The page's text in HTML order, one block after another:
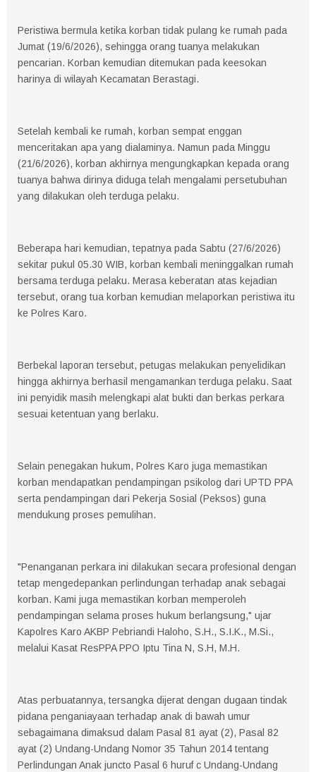
Peristiwa bermula ketika korban tidak pulang ke rumah pada
Jumat (19/6/2026), sehingga orang tuanya melakukan
pencarian. Korban kemudian ditemukan pada keesokan
harinya di wilayah Kecamatan Berastagi.
Setelah kembali ke rumah, korban sempat enggan
menceritakan apa yang dialaminya. Namun pada Minggu
(21/6/2026), korban akhirnya mengungkapkan kepada orang
tuanya bahwa dirinya diduga telah mengalami persetubuhan
yang dilakukan oleh terduga pelaku.
Beberapa hari kemudian, tepatnya pada Sabtu (27/6/2026)
sekitar pukul 05.30 WIB, korban kembali meninggalkan rumah
bersama terduga pelaku. Merasa keberatan atas kejadian
tersebut, orang tua korban kemudian melaporkan peristiwa itu
ke Polres Karo.
Berbekal laporan tersebut, petugas melakukan penyelidikan
hingga akhirnya berhasil mengamankan terduga pelaku. Saat
ini penyidik masih melengkapi alat bukti dan berkas perkara
sesuai ketentuan yang berlaku.
Selain penegakan hukum, Polres Karo juga memastikan
korban mendapatkan pendampingan psikolog dari UPTD PPA
serta pendampingan dari Pekerja Sosial (Peksos) guna
mendukung proses pemulihan.
"Penanganan perkara ini dilakukan secara profesional dengan
tetap mengedepankan perlindungan terhadap anak sebagai
korban. Kami juga memastikan korban memperoleh
pendampingan selama proses hukum berlangsung," ujar
Kapolres Karo AKBP Pebriandi Haloho, S.H., S.I.K., M.Si.,
melalui Kasat ResPPA PPO Iptu Tina N, S.H, M.H.
Atas perbuatannya, tersangka dijerat dengan dugaan tindak
pidana penganiayaan terhadap anak di bawah umur
sebagaimana dimaksud dalam Pasal 81 ayat (2), Pasal 82
ayat (2) Undang-Undang Nomor 35 Tahun 2014 tentang
Perlindungan Anak juncto Pasal 6 huruf c Undang-Undang